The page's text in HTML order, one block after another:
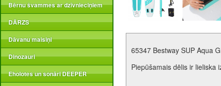
Bērnu švammes ar dzīvnieciņiem
DĀRZS
Dāvanu maisiņi
Dinozauri
Eholotes un sonāri DEEPER
65347 Bestway SUP Aqua
Piepūšamais dēlis ir lieliska